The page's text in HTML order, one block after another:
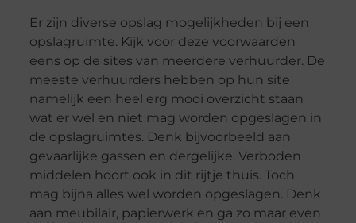
Er zijn diverse opslag mogelijkheden bij een
opslagruimte. Kijk voor deze voorwaarden
eens op de sites van meerdere verhuurder. De
meeste verhuurders hebben op hun site
namelijk een heel erg mooi overzicht staan
wat er wel en niet mag worden opgeslagen in
de opslagruimtes. Denk bijvoorbeeld aan
gevaarlijke gassen en dergelijke. Verboden
middelen hoort ook in dit rijtje thuis. Toch
mag bijna alles wel worden opgeslagen. Denk
aan meubilair, papierwerk en ga zo maar even